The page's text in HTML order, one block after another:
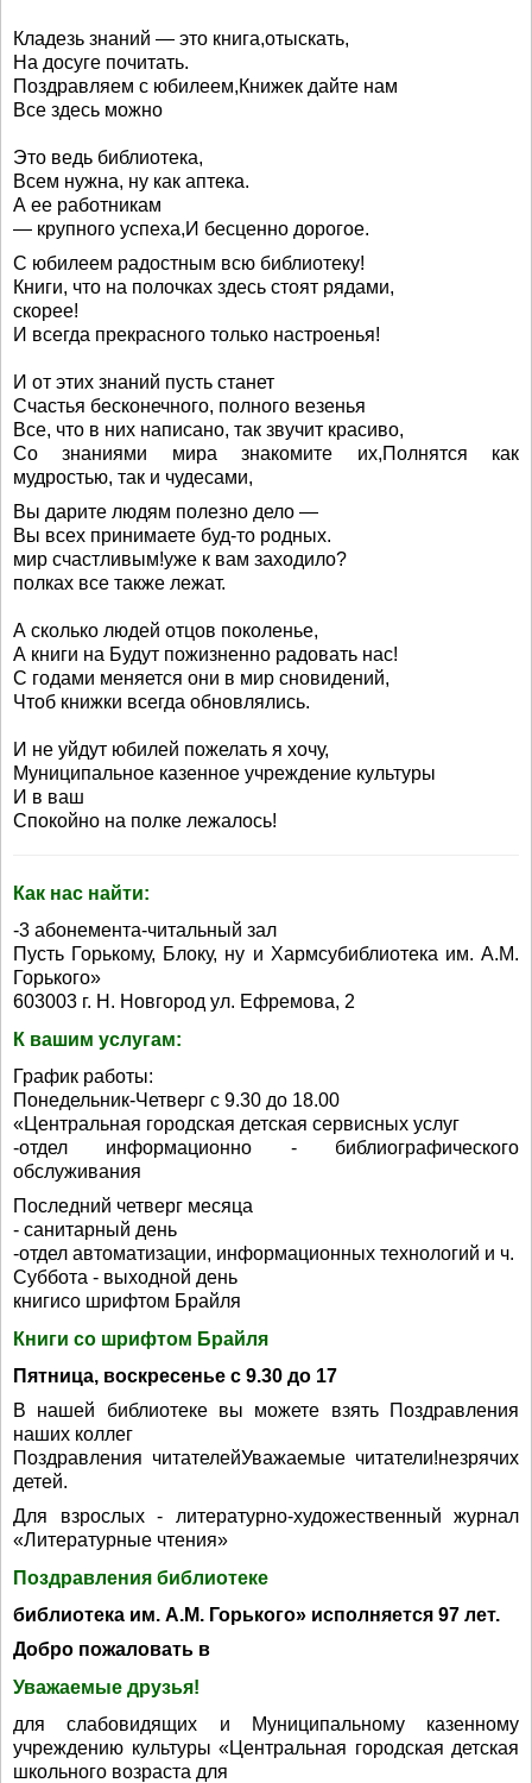
Кладезь знаний — это книга,отыскать,
На досуге почитать.
Поздравляем с юбилеем,Книжек дайте нам
Все здесь можно
Это ведь библиотека,
Всем нужна, ну как аптека.
А ее работникам
— крупного успеха,И бесценно дорогое.
С юбилеем радостным всю библиотеку!
Книги, что на полочках здесь стоят рядами,
скорее!
И всегда прекрасного только настроенья!
И от этих знаний пусть станет
Счастья бесконечного, полного везенья
Все, что в них написано, так звучит красиво,
Со знаниями мира знакомите их,Полнятся как
мудростью, так и чудесами,
Вы дарите людям полезно дело —
Вы всех принимаете буд-то родных.
мир счастливым!уже к вам заходило?
полках все также лежат.
А сколько людей отцов поколенье,
А книги на Будут пожизненно радовать нас!
С годами меняется они в мир сновидений,
Чтоб книжки всегда обновлялись.
И не уйдут юбилей пожелать я хочу,
Муниципальное казенное учреждение культуры
И в ваш
Спокойно на полке лежалось!
Как нас найти:
-3 абонемента-читальный зал
Пусть Горькому, Блоку, ну и Хармсубиблиотека им. А.М.
Горького»
603003 г. Н. Новгород ул. Ефремова, 2
К вашим услугам:
График работы:
Понедельник-Четверг с 9.30 до 18.00
«Центральная городская детская сервисных услуг
-отдел информационно - библиографического
обслуживания
Последний четверг месяца
- санитарный день
-отдел автоматизации, информационных технологий и ч.
Суббота - выходной день
книгисо шрифтом Брайля
Книги со шрифтом Брайля
Пятница, воскресенье с 9.30 до 17
В нашей библиотеке вы можете взять Поздравления
наших коллег
Поздравления читателейУважаемые читатели!незрячих
детей.
Для взрослых - литературно-художественный журнал
«Литературные чтения»
Поздравления библиотеке
библиотека им. А.М. Горького» исполняется 97 лет.
Добро пожаловать в
Уважаемые друзья!
для слабовидящих и Муниципальному казенному
учреждению культуры «Центральная городская детская
школьного возраста для